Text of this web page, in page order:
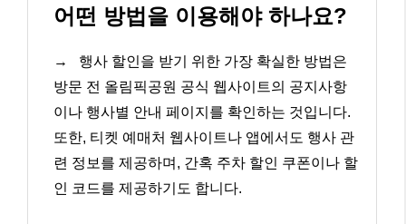
어떤 방법을 이용해야 하나요?
→
행사 할인을 받기 위한 가장 확실한 방법은
방문 전 올림픽공원 공식 웹사이트의 공지사항
이나 행사별 안내 페이지를 확인하는 것입니다.
또한, 티켓 예매처 웹사이트나 앱에서도 행사 관
련 정보를 제공하며, 간혹 주차 할인 쿠폰이나 할
인 코드를 제공하기도 합니다.